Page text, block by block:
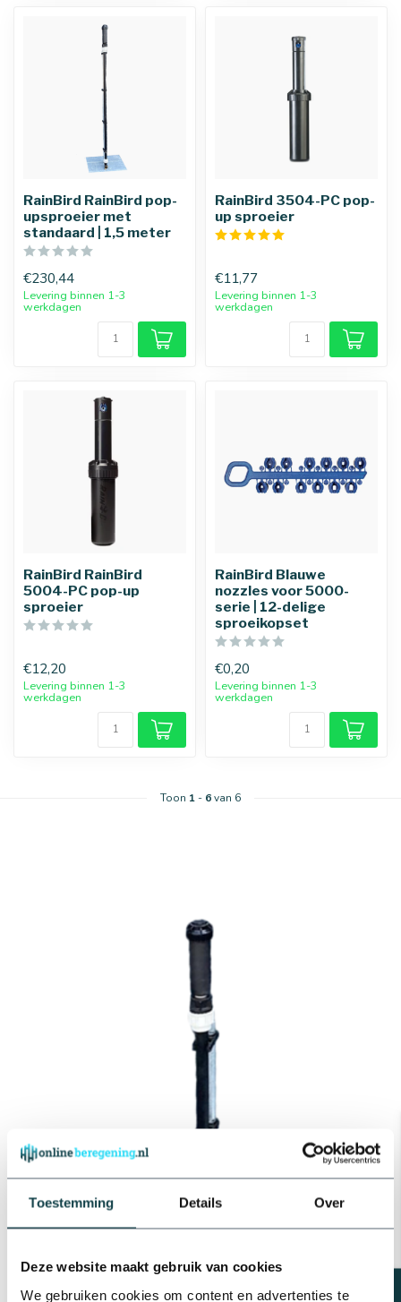
Toestemming Details Over
Deze website maakt gebruik van cookies
We gebruiken cookies om content en advertenties te
RainBird RainBird pop-
upsproeier met
standaard | 1,5 meter
€230,44
Levering binnen 1-3
werkdagen
RainBird 3504-PC pop-
up sproeier
€11,77
Levering binnen 1-3
werkdagen
RainBird RainBird
5004-PC pop-up
sproeier
€12,20
Levering binnen 1-3
werkdagen
RainBird Blauwe
nozzles voor 5000-
serie | 12-delige
sproeikopset
€0,20
Levering binnen 1-3
werkdagen
Toon 1 - 6van 6
Eensproeier op standaardis geschikt in situaties wanneer
32 mm